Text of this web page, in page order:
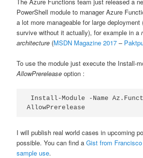
PowerShell module to manager Azure
a lot more manageable for large deployment
survive without it actually), for example in a
architecture (MSDN Magazine 2017 –
To use the module just execute the Install-
AllowPrereleaseoption :
AllowPrerelease
I will publish real world cases in upcoming
possible. You can find aGist from
sample use.